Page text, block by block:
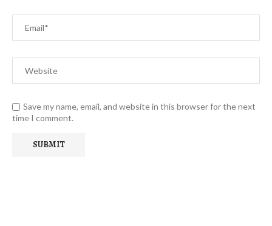
Save my name, email, and website in this browser for the next
time I comment.